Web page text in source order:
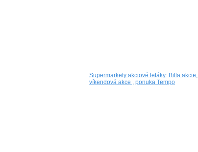
Supermarkety akciové letáky: Billa akcie,
víkendová akce , ponuka Tempo